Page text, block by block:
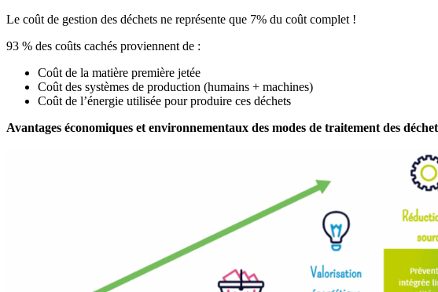
Le coût de gestion des déchets ne représente que 7% du coût complet !
93 % des coûts cachés proviennent de :
Coût de la matière première jetée
Coût des systèmes de production (humains + machines)
Coût de l’énergie utilisée pour produire ces déchets
Avantages économiques et environnementaux des modes de traitement des